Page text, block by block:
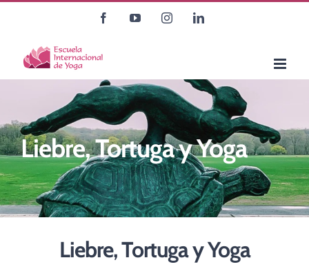
contenido
FacebookYouTubeInstagramLinkedIn
Liebre, Tortuga y Yoga
Liebre, Tortuga y Yoga